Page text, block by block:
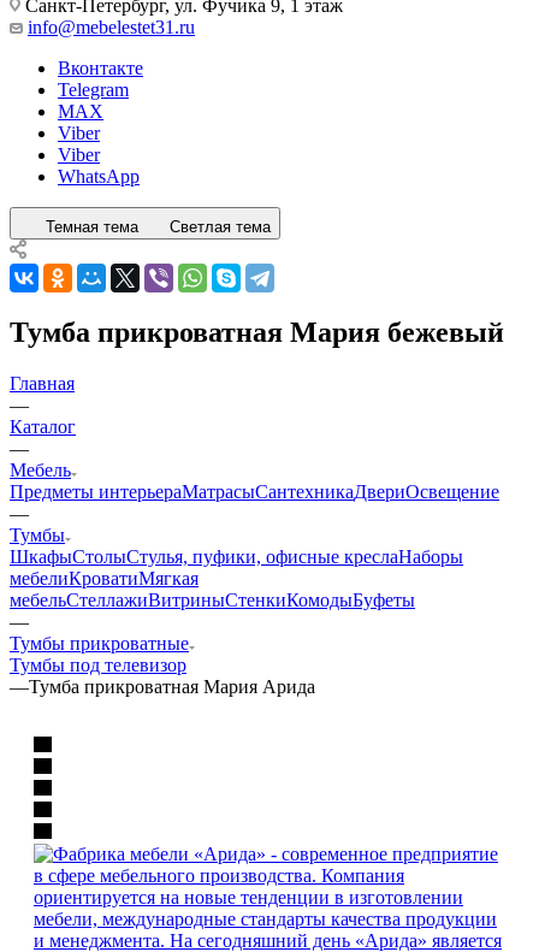
Санкт-Петербург, ул. Фучика 9, 1 этаж
info@mebelestet31.ru
Вконтакте
Telegram
MAX
Viber
Viber
WhatsApp
Темная тема Светлая тема
Тумба прикроватная Мария бежевый
Главная
—
Каталог
—
Мебель
Предметы интерьераМатрасыСантехникаДвериОсвещение
—
Тумбы
ШкафыСтолыСтулья, пуфики, офисные креслаНаборы
мебелиКроватиМягкая
мебельСтеллажиВитриныСтенкиКомодыБуфеты
—
Тумбы прикроватные
Тумбы под телевизор
—Тумба прикроватная Мария Арида